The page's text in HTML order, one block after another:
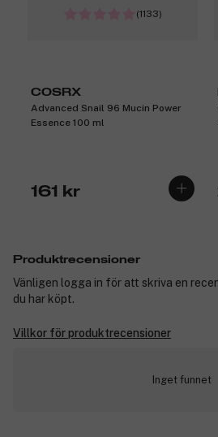
(1133)
COSRX
Advanced Snail 96 Mucin Power
Essence 100 ml
161 kr
Produktrecensioner
Vänligen logga in för att skriva en
du har köpt.
Villkor för produktrecensioner
Inget funnet